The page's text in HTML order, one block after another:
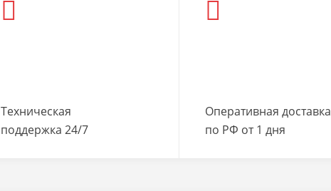
Техническая
поддержка 24/7
Оперативная доставка
по РФ от 1 дня